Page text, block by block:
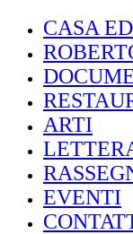
CASA
ARTI
EVENTI